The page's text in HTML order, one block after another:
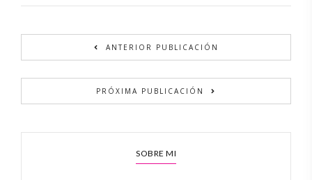
ANTERIOR PUBLICACIÓN
PRÓXIMA PUBLICACIÓN
SOBRE MI